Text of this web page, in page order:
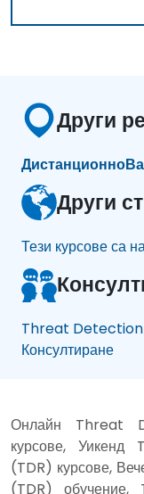
Други
Дистанционно
Други
Тези курсове са
Threat Detection
Консултиране
Онлайн Threat
курсове,
(TDR) курсове,
(TDR)